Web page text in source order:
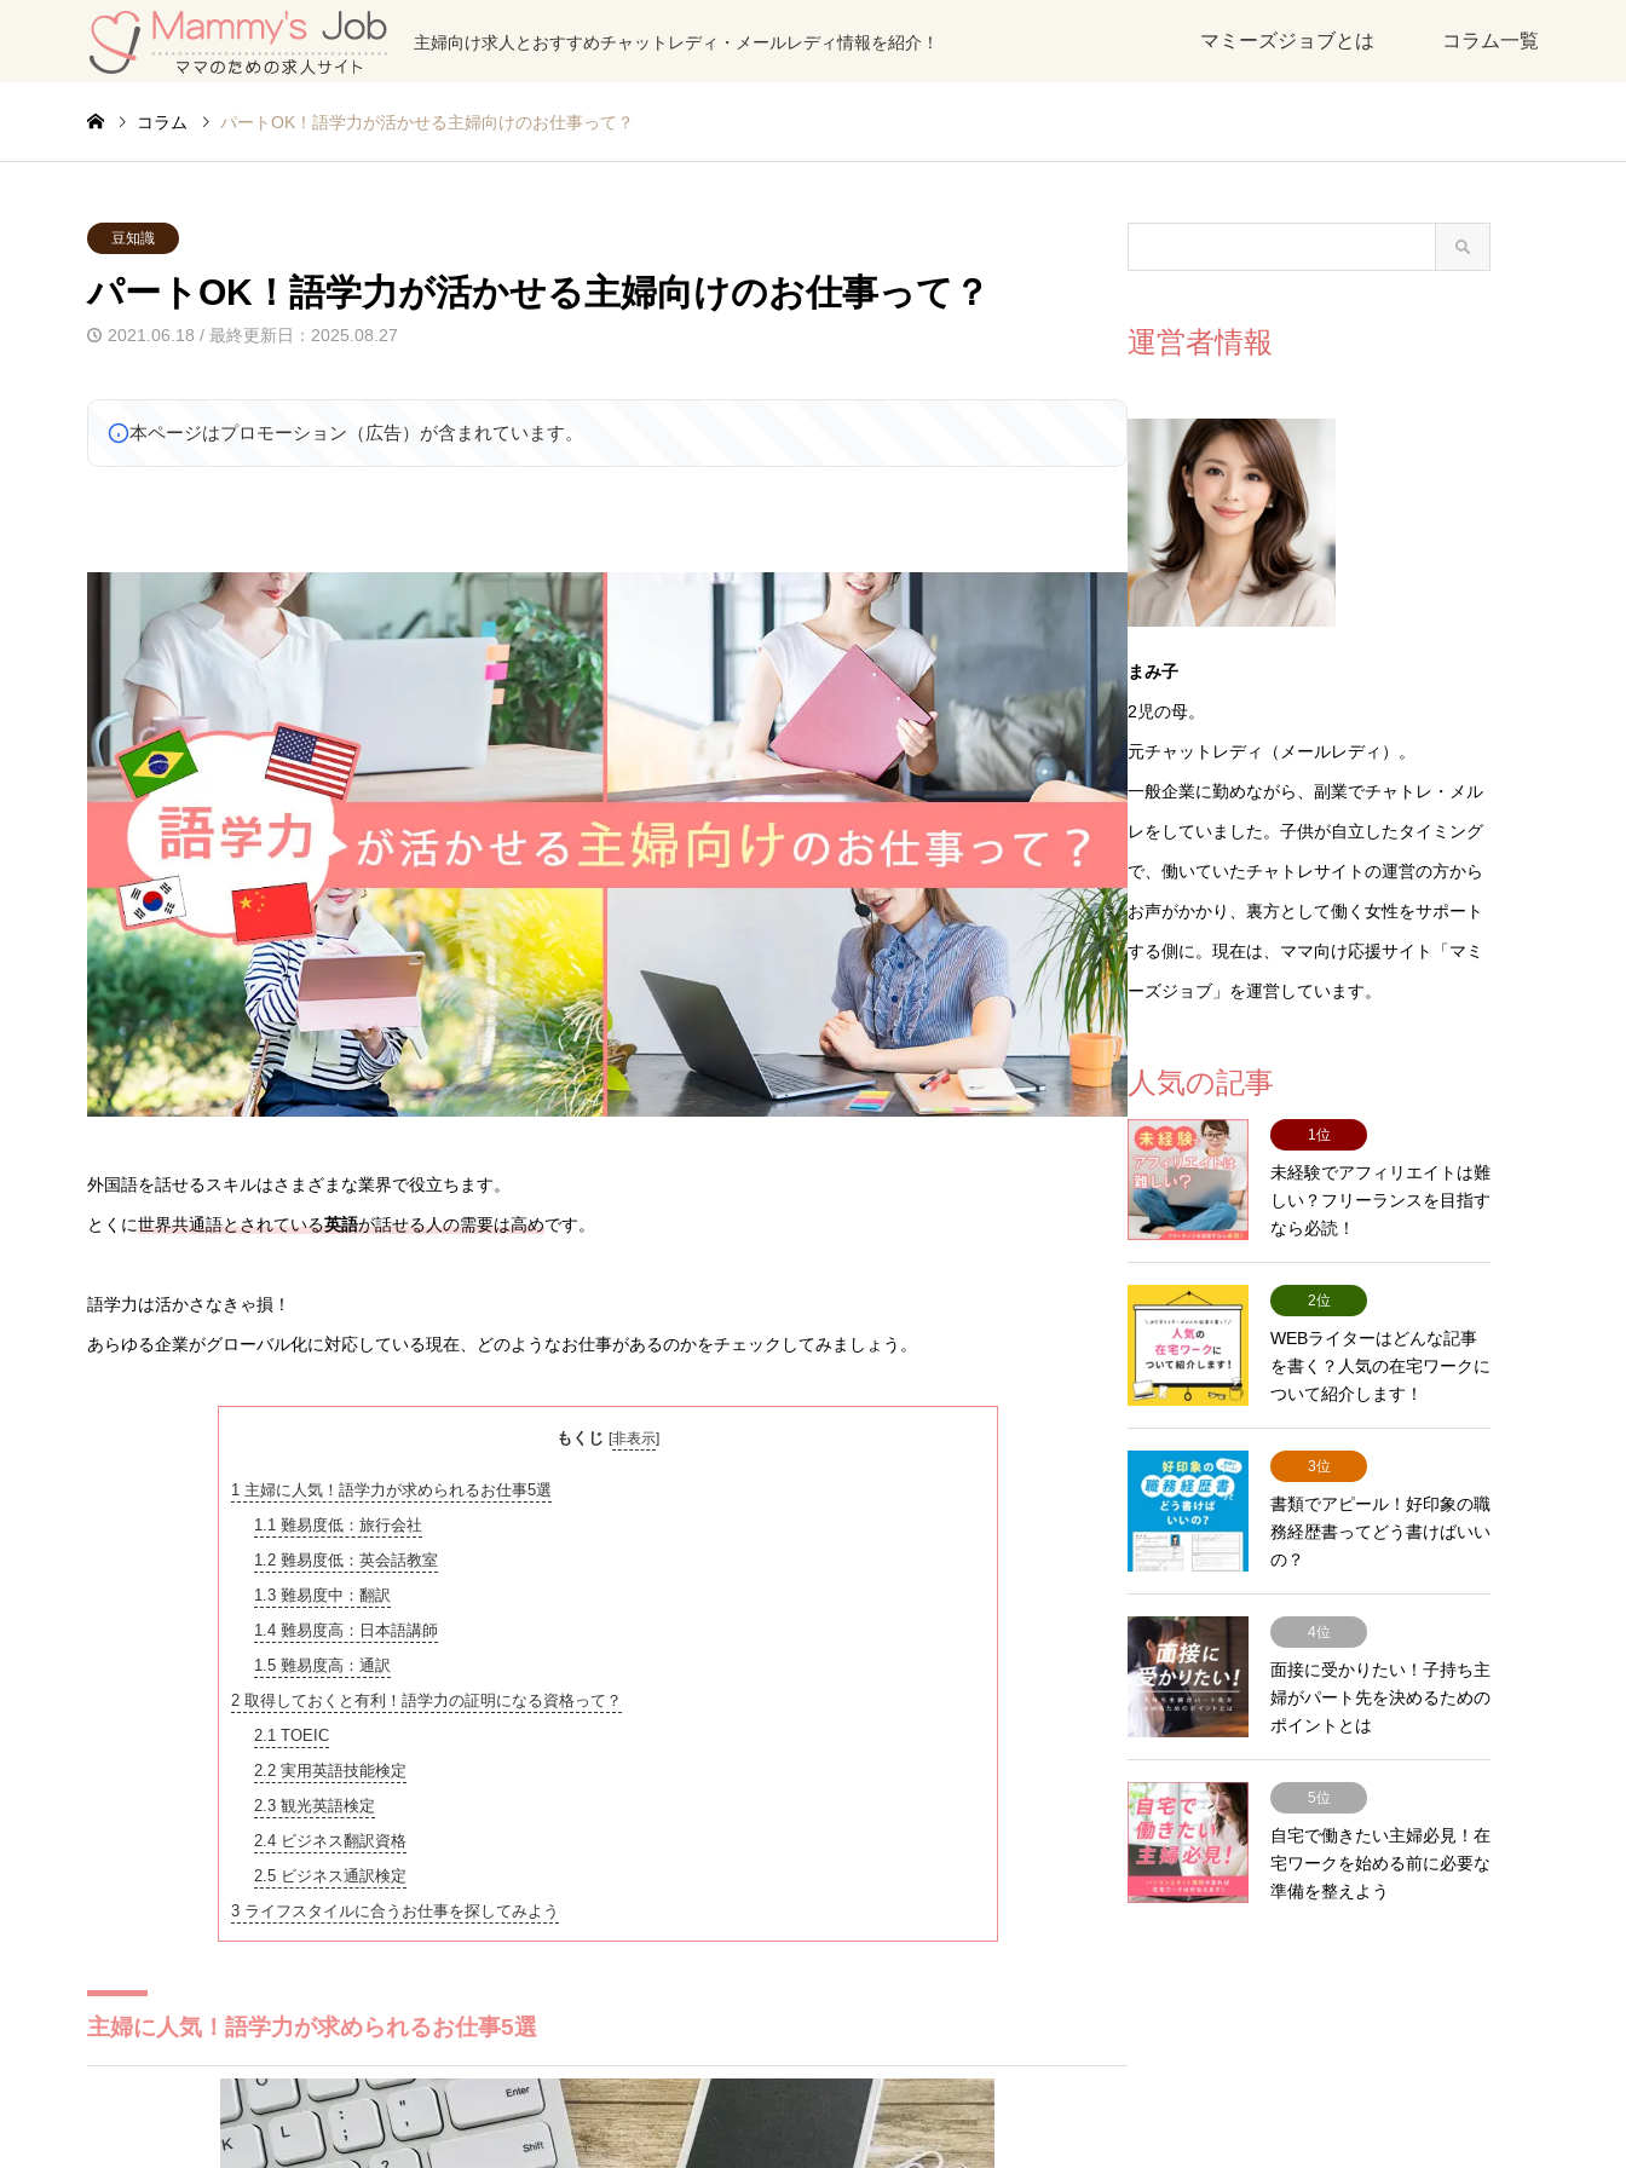
主婦向け求人とおすすめチャットレディ・メールレディ情報を紹介！ マミーズジョブとは コラム一覧
コラム パートOK！語学力が活かせる主婦向けのお仕事って？
豆知識
パートOK！語学力が活かせる主婦向けのお仕事って？
2021.06.18 / 最終更新日：2025.08.27
本ページはプロモーション（広告）が含まれています。
外国語を話せるスキルはさまざまな業界で役立ちます。
とくに世界共通語とされている英語が話せる人の需要は高めです。
語学力は活かさなきゃ損！
あらゆる企業がグローバル化に対応している現在、どのようなお仕事があるのかをチェックしてみましょう。
もくじ [非表示]
1主婦に人気！語学力が求められるお仕事5選
1.1 難易度低：旅行会社
1.2 難易度低：英会話教室
1.3 難易度中：翻訳
1.4 難易度高：日本語講師
1.5 難易度高：通訳
2取得しておくと有利！語学力の証明になる資格って？
2.1 TOEIC
2.2 実用英語技能検定
2.3 観光英語検定
2.4 ビジネス翻訳資格
2.5 ビジネス通訳検定
3ライフスタイルに合うお仕事を探してみよう
主婦に人気！語学力が求められるお仕事5選
運営者情報
まみ子
2児の母。
元チャットレディ（メールレディ）。
一般企業に勤めながら、副業でチャトレ・メル
レをしていました。子供が自立したタイミング
で、働いていたチャトレサイトの運営の方から
お声がかかり、裏方として働く女性をサポート
する側に。現在は、ママ向け応援サイト「マミ
ーズジョブ」を運営しています。
人気の記事
1位
未経験でアフィリエイトは難
しい？フリーランスを目指す
なら必読！
2位
WEBライターはどんな記事
を書く？人気の在宅ワークに
ついて紹介します！
3位
書類でアピール！好印象の職
務経歴書ってどう書けばいい
の？
4位
面接に受かりたい！子持ち主
婦がパート先を決めるための
ポイントとは
5位
自宅で働きたい主婦必見！在
宅ワークを始める前に必要な
準備を整えよう